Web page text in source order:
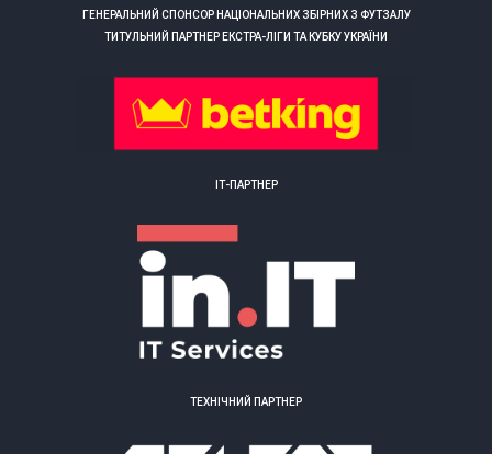
ГЕНЕРАЛЬНИЙ СПОНСОР НАЦІОНАЛЬНИХ ЗБІРНИХ З ФУТЗАЛУ
ТИТУЛЬНИЙ ПАРТНЕР ЕКСТРА-ЛІГИ ТА КУБКУ УКРАЇНИ
ІТ-ПАРТНЕР
ТЕХНІЧНИЙ ПАРТНЕР